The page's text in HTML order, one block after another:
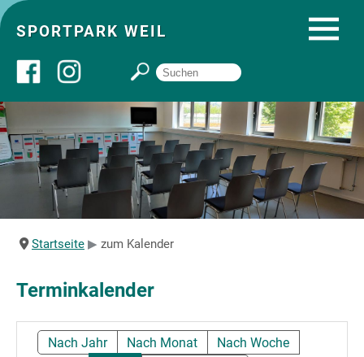
SPORTPARK WEIL
Über uns
Startseite
Angebote
Sportpark
Startseite zum Kalender
Terminkalender
Nach Jahr Nach Monat
Nach Woche